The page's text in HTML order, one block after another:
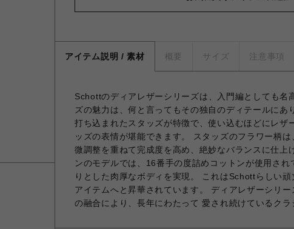
アイテム説明 / 素材 概要 サイズ 注意事項
Schottのディアレザーシリーズは、入門編としても名
ズの魅力は、何と言ってもその独自のディテールにあ
打ち込まれたスタッズが特徴で、使い込むほどにレザ
ッズの表情が堪能できます。 スタッズのフラワー柄
微調整を重ねて完成度を高め、絶妙なバランスに仕上
ンのモデルでは、16番手の度詰めコットンが使用され
りとした肉厚なボディを実現。 これはSchottらしい
アイテムへと昇華されています。 ディアレザーシリ
の融合により、長年にわたって 愛され続けているクラ